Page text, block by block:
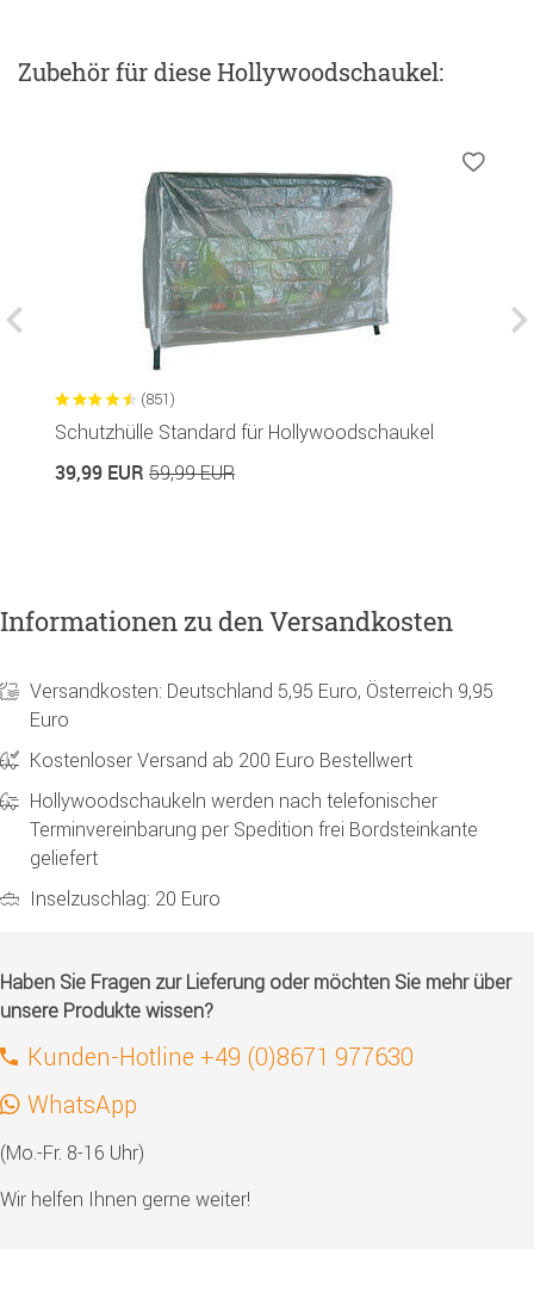
Zubehörfür diese Hollywoodschaukel:
(851)
Schutzhülle Standard für Hollywoodschaukel
39,99 EUR 59,99 EUR
Informationen zu den Versandkosten
Versandkosten: Deutschland 5,95 Euro, Österreich 9,95
Euro
Kostenloser Versand ab 200 Euro Bestellwert
Hollywoodschaukeln werden nach telefonischer
Terminvereinbarung per Spedition frei Bordsteinkante
geliefert
Inselzuschlag: 20 Euro
Haben Sie Fragen zur Lieferung oder möchten Sie mehr über
unsere Produkte wissen?
Kunden-Hotline +49 (0)8671 977630
WhatsApp
(Mo.-Fr. 8-16 Uhr)
Wir helfen Ihnen gerne weiter!